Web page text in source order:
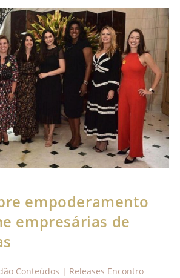
empoderamento
empresárias de
Conteúdos | Releases Encontro